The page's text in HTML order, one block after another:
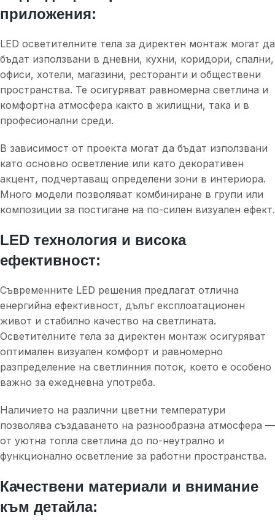
приложения:
LED осветителните тела за директен монтаж могат да
бъдат използвани в дневни, кухни, коридори, спални,
офиси, хотели, магазини, ресторанти и обществени
пространства. Те осигуряват равномерна светлина и
комфортна атмосфера както в жилищни, така и в
професионални среди.
В зависимост от проекта могат да бъдат използвани
като основно осветление или като декоративен
акцент, подчертаващ определени зони в интериора.
Много модели позволяват комбиниране в групи или
композиции за постигане на по-силен визуален ефект.
LED технология и висока
ефективност:
Съвременните LED решения предлагат отлична
енергийна ефективност, дълъг експлоатационен
живот и стабилно качество на светлината.
Осветителните тела за директен монтаж осигуряват
оптимален визуален комфорт и равномерно
разпределение на светлинния поток, което е особено
важно за ежедневна употреба.
Наличието на различни цветни температури
позволява създаването на разнообразна атмосфера —
от уютна топла светлина до по-неутрално и
функционално осветление за работни пространства.
Качествени материали и внимание
към детайла: